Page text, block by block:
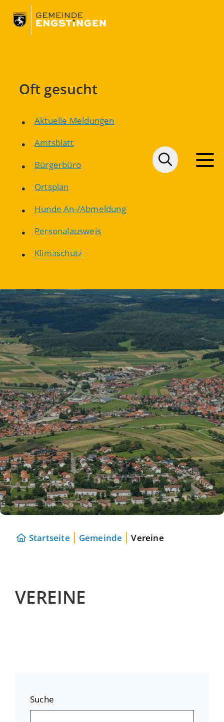
Oft gesucht
Aktuelle Meldungen
Amtsblatt
Bürgerbüro
Ortsplan
Hunde An-/Abmeldung
Personalausweis
Klimaschutz
Startseite Gemeinde Vereine
VEREINE
Suche